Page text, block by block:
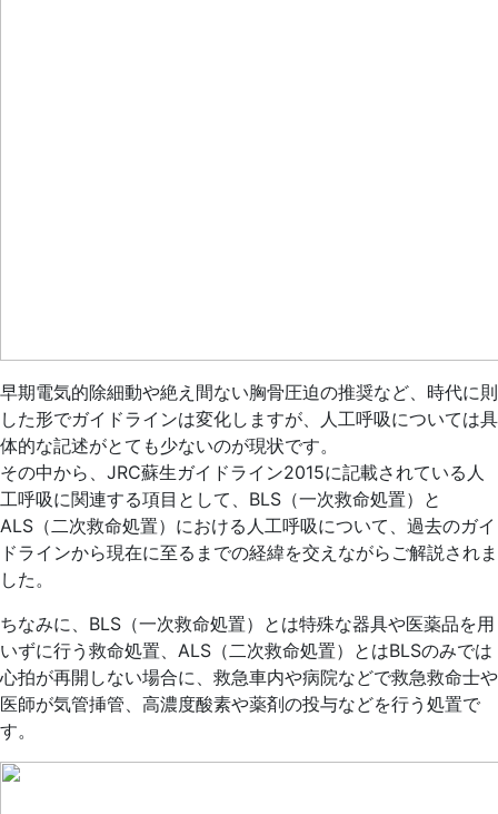
早期電気的除細動や絶え間ない胸骨圧迫の推奨など、時代に則
した形でガイドラインは変化しますが、人工呼吸については具
体的な記述がとても少ないのが現状です。
その中から、JRC蘇生ガイドライン2015に記載されている人
工呼吸に関連する項目として、BLS（一次救命処置）と
ALS（二次救命処置）における人工呼吸について、過去のガイ
ドラインから現在に至るまでの経緯を交えながらご解説されま
した。
ちなみに、BLS（一次救命処置）とは特殊な器具や医薬品を用
いずに行う救命処置、ALS（二次救命処置）とはBLSのみでは
心拍が再開しない場合に、救急車内や病院などで救急救命士や
医師が気管挿管、高濃度酸素や薬剤の投与などを行う処置で
す。